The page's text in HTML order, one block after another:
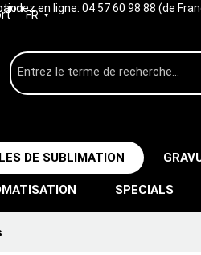
en ligne: 04 57 60 98 88 (de
FR
DE SUBLIMATION
SPECIALS